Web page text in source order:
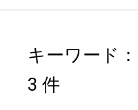
キーワード：
3 件